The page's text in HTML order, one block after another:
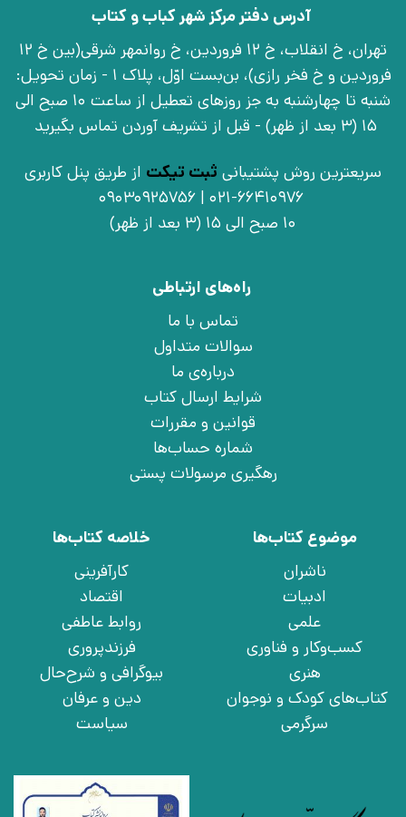
آدرس دفتر مرکز شهر کباب و کتاب
تهران، خ انقلاب، خ 12 فروردین، خ روانمهر شرقی(بین خ 12
فروردین و خ فخر رازی)، بن‌بست اوّل، پلاک 1 - زمان تحویل:
شنبه تا چهارشنبه به جز روزهای تعطیل از ساعت 10 صبح الی
15 (3 بعد از ظهر) - قبل از تشریف آوردن تماس بگیرید
سریعترین روش پشتیبانی ثبت تیکت از طریق پنل کاربری
021-66410976 | 09030925756
10 صبح الی 15 (3 بعد از ظهر)
راه‌های ارتباطی
تماس با ما
سوالات متداول
درباره‌ی ما
شرایط ارسال کتاب
قوانین و مقررات
شماره حساب‌ها
رهگیری مرسولات پستی
موضوع کتاب‌ها
ناشران
ادبیات
علمی
کسب‌وکار و فناوری
هنری
کتاب‌های کودک و نوجوان
سرگرمی
خلاصه کتاب‌ها
کارآفرینی
اقتصاد
روابط عاطفی
فرزندپروری
بیوگرافی و شرح‌حال
دین و عرفان
سیاست